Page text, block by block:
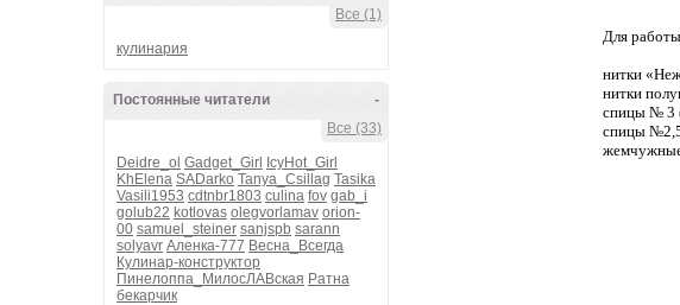
Все (1)
кулинария
-
Постоянные читатели
Все (33)
Deidre_ol Gadget_Girl
IcyHot_Girl
KhElena SADarko Tanya_Csillag Tasika
Vasili1953 cdtnbr1803 culina fov gab_i
golub22 kotlovas olegvorlamav orion-
00 samuel_steiner sanjspb sarann
solyavr Аленка-777 Весна_Всегда
Кулинар-конструктор
Пинелоппа_МилосЛАВская Ратна
бекарчик
Для
нитки
нитки
спицы № 3
спицы